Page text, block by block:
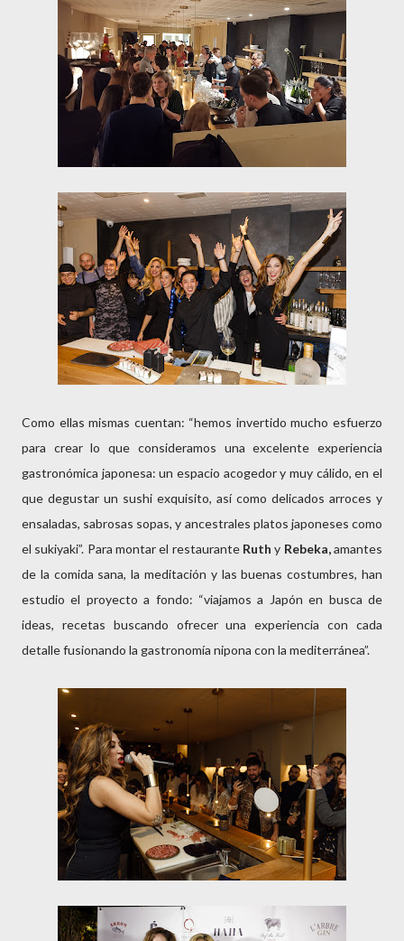
Como ellas mismas cuentan: “hemos invertido mucho esfuerzo
para crear lo que consideramos una excelente experiencia
gastronómica japonesa: un espacio acogedor y muy cálido, en el
que degustar un sushi exquisito, así como delicados arroces y
ensaladas, sabrosas sopas, y ancestrales platos japoneses como
el sukiyaki”. Para montar el restaurante Ruth y Rebeka,amantes
de la comida sana, la meditación y las buenas costumbres, han
estudio el proyecto a fondo: “viajamos a Japón en busca de
ideas, recetas buscando ofrecer una experiencia con cada
detalle fusionando la gastronomía nipona con la mediterránea”.